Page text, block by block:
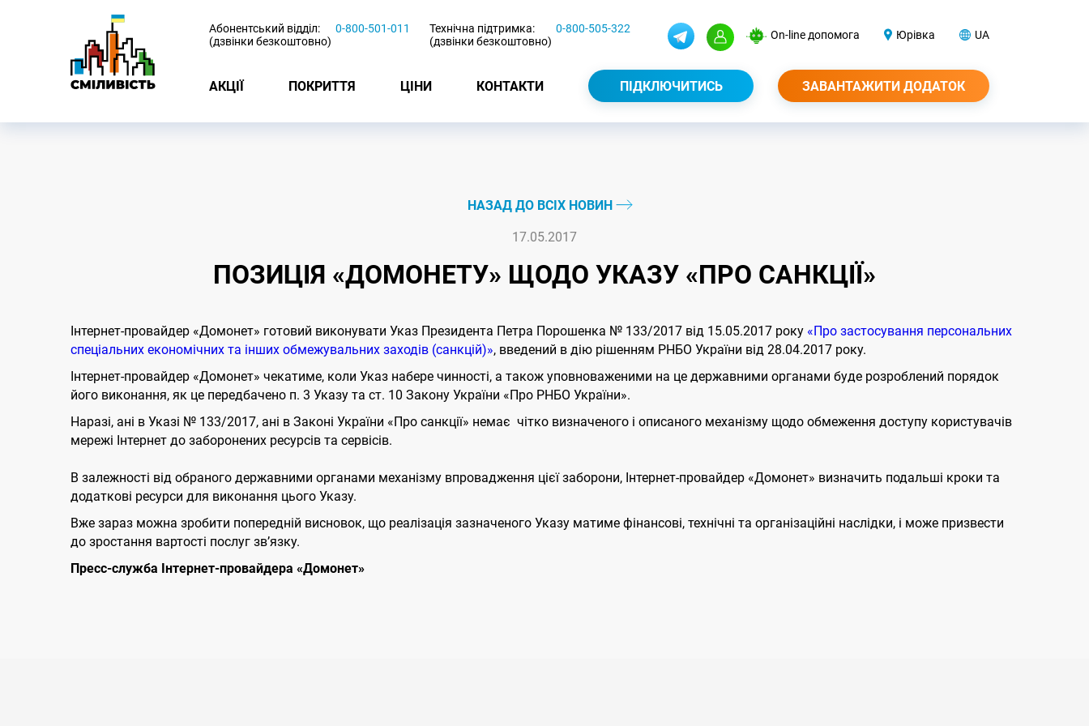
Абонентський відділ:
(дзвінки безкоштовно)
0-800-501-011
Технічна підтримка:
(дзвінки безкоштовно)
0-800-505-322 On-line допомога Юрівка UA
АКЦІЇ ПОКРИТТЯ ЦІНИ КОНТАКТИ ПІДКЛЮЧИТИСЬ ЗАВАНТАЖИТИ ДОДАТОК
НАЗАД ДО ВСІХ НОВИН
17.05.2017
ПОЗИЦІЯ «ДОМОНЕТУ» ЩОДО УКАЗУ «ПРО САНКЦІЇ»
Інтернет-провайдер «Домонет» готовий виконувати Указ Президента Петра Порошенка № 133/2017 від 15.05.2017 року «Про застосування персональних
спеціальних економічних та інших обмежувальних заходів (санкцій)», введений в дію рішенням РНБО України від 28.04.2017 року.
Інтернет-провайдер «Домонет» чекатиме, коли Указ набере чинності, а також уповноваженими на це державними органами буде розроблений порядок
його виконання, як це передбачено п. 3 Указу та ст. 10 Закону України «Про РНБО України».
Наразі, ані в Указі № 133/2017, ані в Законі України «Про санкції» немає чітко визначеного і описаного механізму щодо обмеження доступу користувачів
мережі Інтернет до заборонених ресурсів та сервісів.
В залежності від обраного державними органами механізму впровадження цієї заборони, Інтернет-провайдер «Домонет» визначить подальші кроки та
додаткові ресурси для виконання цього Указу.
Вже зараз можна зробити попередній висновок, що реалізація зазначеного Указу матиме фінансові, технічні та організаційні наслідки, і може призвести
до зростання вартості послуг зв’язку.
Пресс-служба Інтернет-провайдера «Домонет»